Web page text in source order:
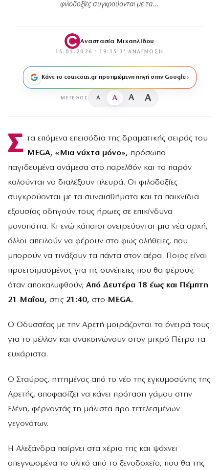
φιλοδοξίες συγκρούονται με τα…
Αναστασία Μιχαηλίδου
15.05.2026 · 19:15 · 3′ ΑΝΆΓΝΩΣΗ
Κάνε το couscous.gr προτιμώμενη πηγή στην Google
ΜΈΓΕΘΟΣ A A A A
Σ τα επόμενα επεισόδια της δραματικής σειράς του
MEGA, «Μια νύχτα μόνο», πρόσωπα
παγιδευμένα ανάμεσα στο παρελθόν και το παρόν
καλούνται να διαλέξουν πλευρά. Οι φιλοδοξίες
συγκρούονται με τα συναισθήματα και τα παιχνίδια
εξουσίας οδηγούν τους ήρωες σε επικίνδυνα
μονοπάτια. Κι ενώ κάποιοι ονειρεύονται μια νέα αρχή,
άλλοι απειλούν να φέρουν στο φως αλήθειες, που
μπορούν να τινάξουν τα πάντα στον αέρα. Ποιος είναι
προετοιμασμένος για τις συνέπειες που θα φέρουν,
όταν αποκαλυφθούν; Από Δευτέρα 18 έωςκαι Πέμπτη
21 Μαΐου, στις21:40, στο MEGA.
Ο Οδυσσέας με την Αρετή μοιράζονται τα όνειρά τους
για το μέλλον και ανακοινώνουν στον μικρό Πέτρο τα
ευχάριστα.
Ο Σταύρος, ηττημένος από το νέο της εγκυμοσύνης της
Αρετής, αποφασίζει να κάνει πρόταση γάμου στην
Ελένη, φέρνοντάς τη μάλιστα προ τετελεσμένων
γεγονότων.
Η Αλεξάνδρα παίρνει στα χέρια της και ψάχνει
απεγνωσμένα το υλικό από το ξενοδοχείο, που θα της